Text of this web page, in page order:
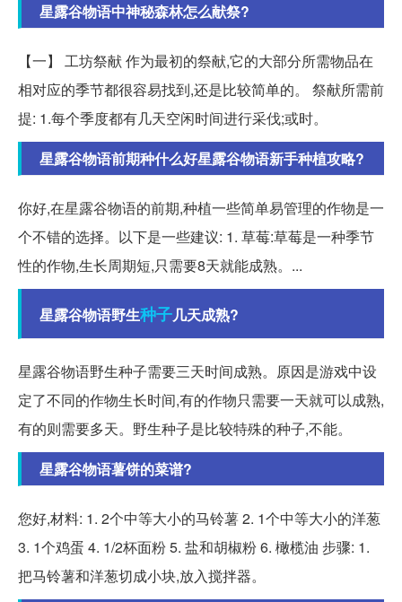
星露谷物语中神秘森林怎么献祭?
【一】 工坊祭献 作为最初的祭献,它的大部分所需物品在
相对应的季节都很容易找到,还是比较简单的。 祭献所需前
提: 1.每个季度都有几天空闲时间进行采伐;或时。
星露谷物语前期种什么好星露谷物语新手种植攻略?
你好,在星露谷物语的前期,种植一些简单易管理的作物是一
个不错的选择。以下是一些建议: 1. 草莓:草莓是一种季节
性的作物,生长周期短,只需要8天就能成熟。...
星露谷物语野生种子几天成熟?
星露谷物语野生种子需要三天时间成熟。原因是游戏中设
定了不同的作物生长时间,有的作物只需要一天就可以成熟,
有的则需要多天。野生种子是比较特殊的种子,不能。
星露谷物语薯饼的菜谱?
您好,材料: 1. 2个中等大小的马铃薯 2. 1个中等大小的洋葱
3. 1个鸡蛋 4. 1/2杯面粉 5. 盐和胡椒粉 6. 橄榄油 步骤: 1.
把马铃薯和洋葱切成小块,放入搅拌器。